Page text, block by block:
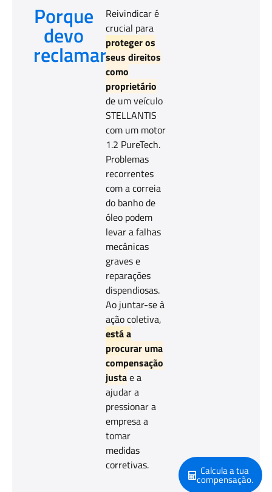
Porque
devo
reclamar?
Reivindicar é
crucial para
proteger os
seus direitos
como
proprietário
de um veículo
STELLANTIS
com um motor
1.2 PureTech.
Problemas
recorrentes
com a correia
do banho de
óleo podem
levar a falhas
mecânicas
graves e
reparações
dispendiosas.
Ao juntar-se à
ação coletiva,
está a
procurar uma
compensação
justae a
ajudar a
pressionar a
empresa a
tomar
medidas
corretivas.
Calcula a tua
compensação.